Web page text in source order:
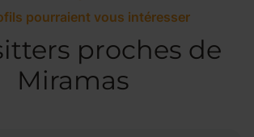
pourraient vous intéresser
proches de
Miramas